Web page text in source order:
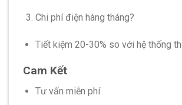
Chi phí điện hàng tháng?
Tiết kiệm 20-30% so với hệ thống
Cam Kết
Tư vấn miễn phí